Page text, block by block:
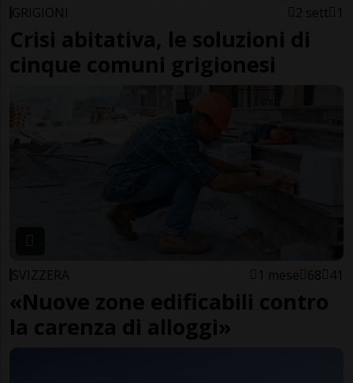
GRIGIONI 2 sett 1
Crisi abitativa, le soluzioni di
cinque comuni grigionesi
SVIZZERA 1 mese 68 41
«Nuove zone edificabili contro
la carenza di alloggi»